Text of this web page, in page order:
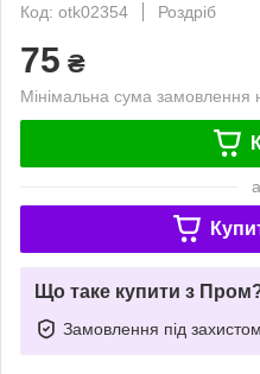
Код: otk02354
Роздріб
75 ₴
Мінімальна сума замовлення
Що таке купити з
Замовлення під захистом